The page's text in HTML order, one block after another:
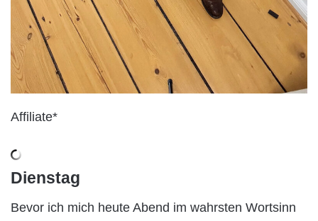
Affiliate*
Dienstag
Bevor ich mich heute Abend im wahrsten Wortsinn